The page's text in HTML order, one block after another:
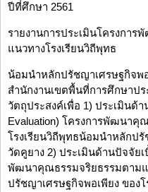
ปีที่ศึกษา 2561
รายงานการประเมินโครงกา
แนวทางโรงเรียนวิถีพุทธ
น้อมนำหลักปรัชญาเศรษฐกิจพอ
สำนักงานเขตพื้นที่การศึกษาป
วัตถุประสงค์เพื่อ 1) ประเมินด้
Evaluation) โครงการพัฒนาคุ
โรงเรียนวิถีพุทธน้อมนำหลักปรั
วัดคูยาง 2) ประเมินด้านปัจจัยเ
พัฒนาคุณธรรมจริยธรรมตามแ
ปรัชญาเศรษฐกิจพอเพียง ของ